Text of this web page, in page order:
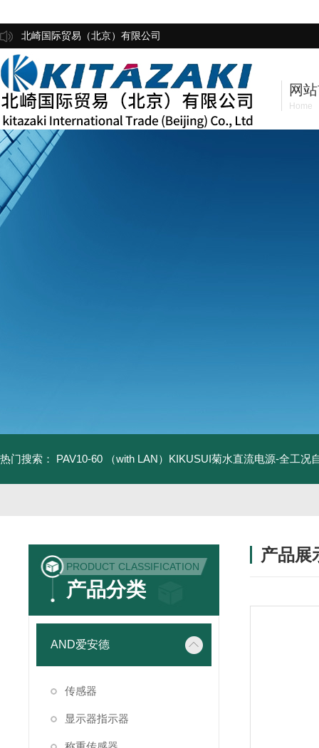
北崎国际贸易（北京）有限公司
网
Home
热门搜索： PAV10-60 （with LAN）KIKUSUI菊水直流电源-全工况
PRODUCT CLASSIFICATION
产品分类
AND爱安德
传感器
显示器指示器
产品展